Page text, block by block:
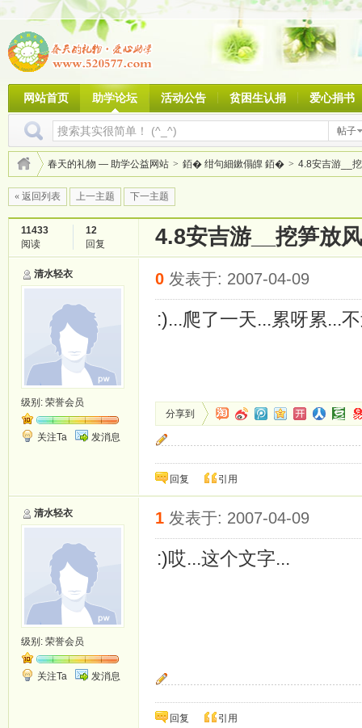
网站首页 助学论坛 活动公告 贫困生认捐 爱心捐书
帖子
春天的礼物 — 助学公益网站 > 銆� 绀句細鏉傝皥 銆� > 4.8安吉游__
« 返回列表 上一主题 下一主题
11433
阅读
12
回复
4.8安吉游__挖笋放
清水轻衣
级别: 荣誉会员
关注Ta 发消息
0 发表于: 2007-04-09
:)...爬了一天...累呀累...
分享到
期待你守护我的一生.
回复
引用
清水轻衣
级别: 荣誉会员
关注Ta 发消息
1 发表于: 2007-04-09
:)哎...这个文字...
期待你守护我的一生.
回复
引用